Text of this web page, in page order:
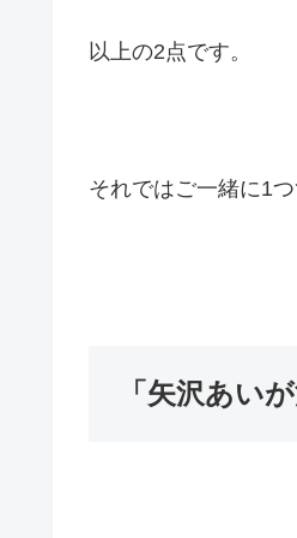
以上の2点です。
それではご一緒に1
「矢沢あい